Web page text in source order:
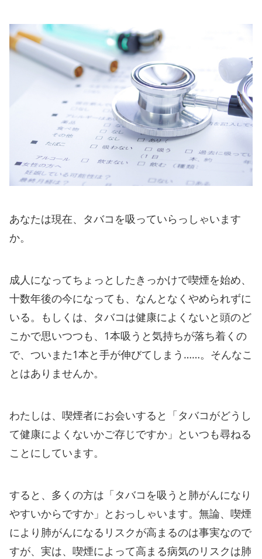
あなたは現在、タバコを吸っていらっしゃいます
か。
成人になってちょっとしたきっかけで喫煙を始め、
十数年後の今になっても、なんとなくやめられずに
いる。もしくは、タバコは健康によくないと頭のど
こかで思いつつも、1本吸うと気持ちが落ち着くの
で、ついまた1本と手が伸びてしまう……。そんなこ
とはありませんか。
わたしは、喫煙者にお会いすると「タバコがどうし
て健康によくないかご存じですか」といつも尋ねる
ことにしています。
すると、多くの方は「タバコを吸うと肺がんになり
やすいからですか」とおっしゃいます。無論、喫煙
により肺がんになるリスクが高まるのは事実なので
すが、実は、喫煙によって高まる病気のリスクは肺